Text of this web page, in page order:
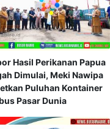
Hasil Perikanan Papua
Dimulai, Meki Nawipa
Puluhan Kontainer
Pasar Dunia